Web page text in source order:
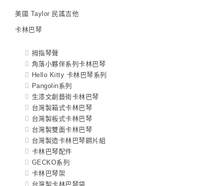
美國 Taylor 民謠吉他
卡林巴琴
拇指琴聲
角落小夥伴系列卡林巴琴
Hello Kitty 卡林巴琴系列
Pangolin系列
生漆文創藝術卡林巴琴
台灣製箱式卡林巴琴
台灣製板式卡林巴琴
台灣製雙面卡林巴琴
台灣製造卡林巴琴鋼片組
卡林巴琴配件
GECKO系列
卡林巴琴架
台灣製卡林巴琴袋